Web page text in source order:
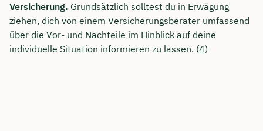
Versicherung. Grundsätzlich solltest du in Erwägung
ziehen, dich von einem Versicherungsberater umfassend
über die Vor- und Nachteile im Hinblick auf deine
individuelle Situation informieren zu lassen. (4)